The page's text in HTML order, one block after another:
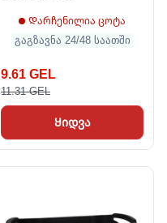
Დარჩენილია ცოტა
გაგზავნა 24/48 საათში
9.61 GEL
11.31 GEL
Ყიდვა